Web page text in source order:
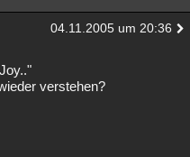
04.11.2005 um 20:36
verstehen?